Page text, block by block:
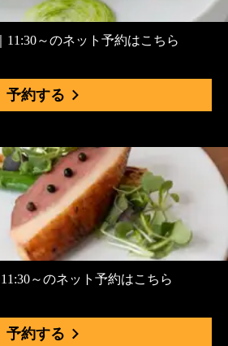
～のネット予約はこちら
予約する
～のネット予約はこちら
予約する